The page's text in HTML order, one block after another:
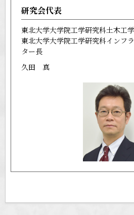
研究会代表
東北大学大学院工学研究科土木工
東北大学大学院工学研究科インフ
ター長
久田 真